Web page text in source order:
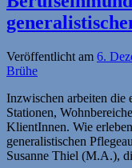
Veröffentlicht am 6.
Brühe
Inzwischen arbeiten die
Stationen,
KlientInnen. Wie
generalistischen
Susanne Thiel (M.A.),